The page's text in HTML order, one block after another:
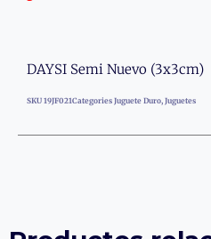
DAYSI Semi Nuevo (3x3cm)
SKU 19JF021Categories Juguete Duro, Juguetes